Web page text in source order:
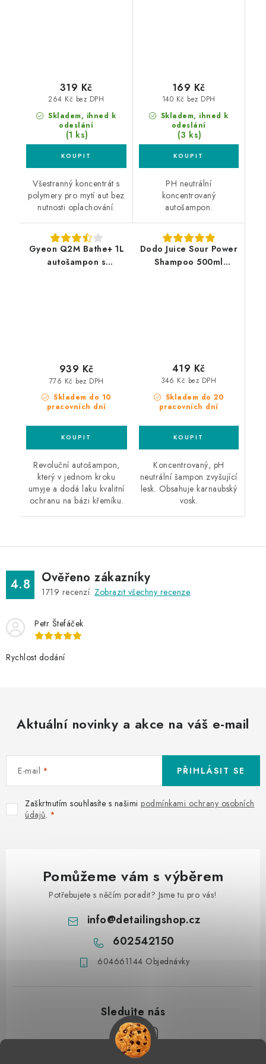
Skladem, ihned k
odeslání
(1 ks)
264 Kč bez DPH
319 Kč
Všestranný koncentrát s
polymery pro mytí aut bez
nutnosti oplachování.
Skladem, ihned k
odeslání
(3 ks)
140 Kč bez DPH
169 Kč
PH neutrální
koncentrovaný
autošampon.
Gyeon Q2M Bathe+ 1L
autošampon s
Skladem do 10
pracovních dní
776 Kč bez DPH
939 Kč
Revoluční autošampon,
který v jednom kroku
umyje a dodá laku kvalitní
ochranu na bázi křemíku.
Dodo Juice Sour Power
Shampoo 500ml
Skladem do 20
pracovních dní
346 Kč bez DPH
419 Kč
Koncentrovaný, pH
neutrální šampon zvyšující
lesk. Obsahuje karnaubský
vosk.
4.8 Ověřeno zákazníky
1719 recenzí. Zobrazit všechny recenze
Petr Štefáček
Rychlost dodání
Aktuální novinky a akce na váš e-mail
E-mail
Zaškrtnutím souhlasíte s našimi podmínkami ochrany osobních
údajů.
PŘIHLÁSIT SE
Pomůžeme vám s výběrem
Potřebujete s něčím poradit? Jsme tu pro vás!
info@detailingshop.cz
602542150
604661144 Objednávky